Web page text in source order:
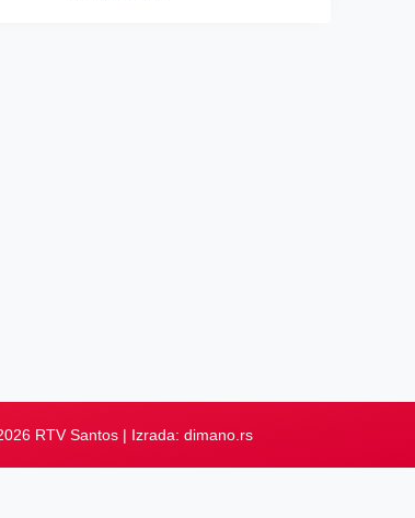
RTV Santos | Izrada: dimano.rs